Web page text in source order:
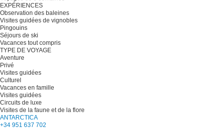
EXPÉRIENCES
Observation des baleines
Visites guidées de vignobles
Pingouins
Séjours de ski
Vacances tout compris
TYPE DE VOYAGE
Aventure
Privé
Visites guidées
Culturel
Vacances en famille
Visites guidées
Circuits de luxe
Visites de la faune et de la flore
ANTARCTICA
+34 951 637 702